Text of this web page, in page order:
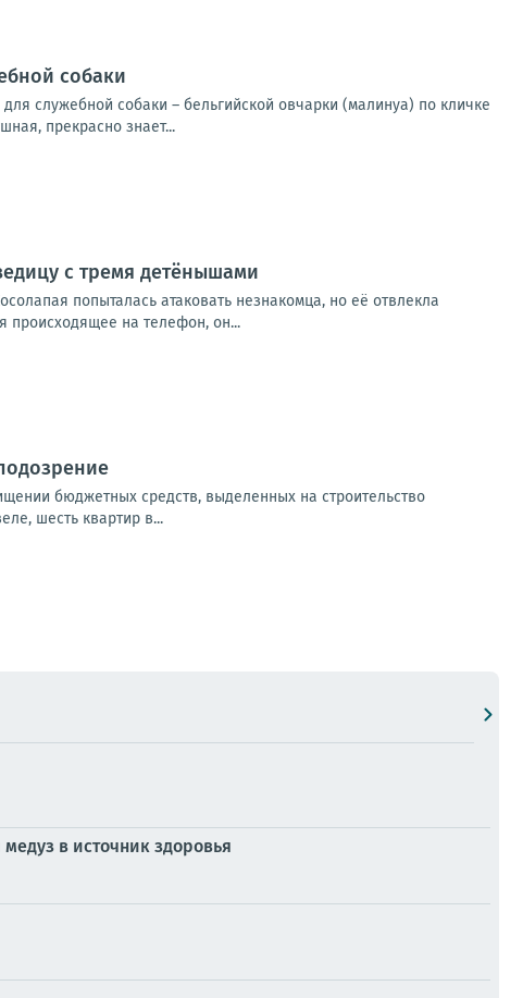
собаки
служебной собаки – бельгийской овчарки (малинуа) по кличке
прекрасно знает...
с тремя детёнышами
попыталась атаковать незнакомца, но её отвлекла
происходящее на телефон, он...
бюджетных средств, выделенных на строительство
шесть квартир в...
в источник здоровья